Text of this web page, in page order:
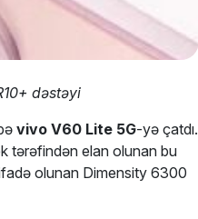
dəstəyi
vivo V60 Lite 5G-yə çatdı.
tərəfindən elan olunan bu
olunan Dimensity 6300